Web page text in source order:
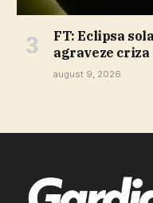
FT: Eclipsa
agraveze
august 9, 2026